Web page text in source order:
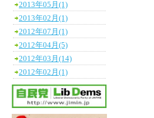
2013年05月(1)
2013年02月(1)
2012年07月(1)
2012年04月(5)
2012年03月(14)
2012年02月(1)